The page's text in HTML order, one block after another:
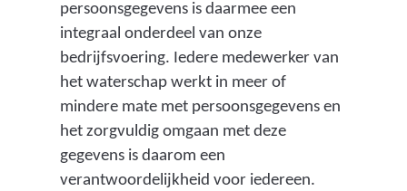
persoonsgegevens is daarmee een
integraal onderdeel van onze
bedrijfsvoering. Iedere medewerker van
het waterschap werkt in meer of
mindere mate met persoonsgegevens en
het zorgvuldig omgaan met deze
gegevens is daarom een
verantwoordelijkheid voor iedereen.